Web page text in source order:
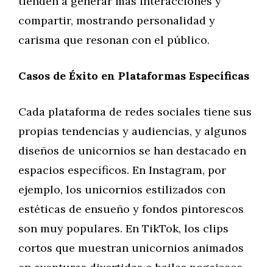
compartir, mostrando personalidad y
carisma que resonan con el público.
Casos de Éxito en Plataformas Específicas
Cada plataforma de redes sociales tiene sus
propias tendencias y audiencias, y algunos
diseños de unicornios se han destacado en
espacios específicos. En Instagram, por
ejemplo, los unicornios estilizados con
estéticas de ensueño y fondos pintorescos
son muy populares. En TikTok, los clips
cortos que muestran unicornios animados